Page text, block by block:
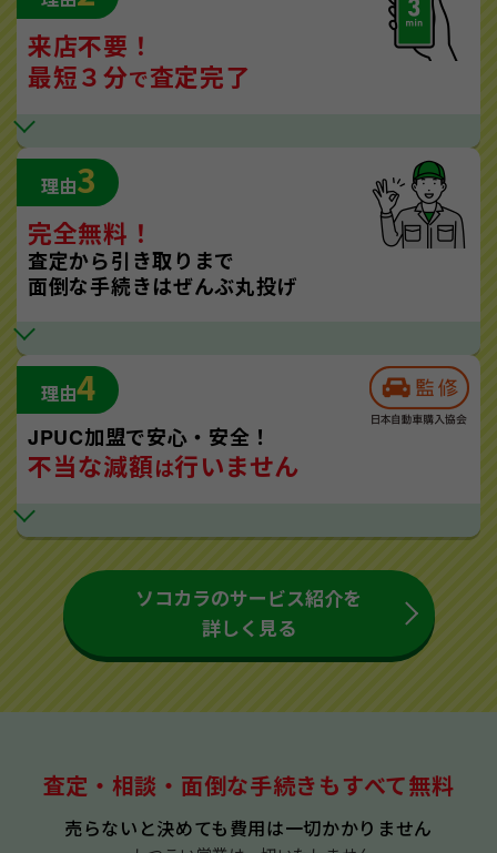
来店不要！
最短３分で査定完了
理由3
完全無料！
査定から引き取りまで
面倒な手続きはぜんぶ丸投げ
理由4
JPUC加盟で安心・安全！
不当な減額は行いません
ソコカラのサービス紹介を
詳しく見る
査定・相談・面倒な手続きもすべて無料
売らないと決めても費用は一切かかりません